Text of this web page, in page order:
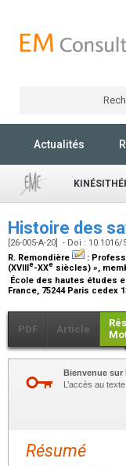
Actualités
Histoire des
[26-005-A-20] - Doi : 10.1016/
R. Remondière
:
(XVIIIe-XXe siècles) »,
École des hautes études
France, 75244 Paris cedex
PDF Article
Bienvenue sur
L’accès au
Résumé